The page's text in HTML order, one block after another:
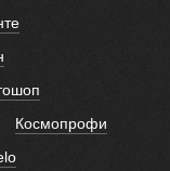
Космопрофи